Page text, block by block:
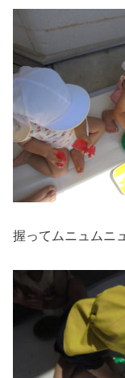
握ってムニュムニ